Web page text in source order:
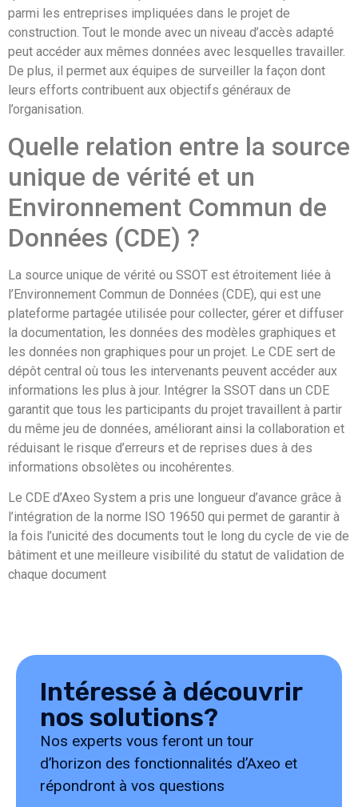
parmi les entreprises impliquées dans le projet de
construction. Tout le monde avec un niveau d’accès adapté
peut accéder aux mêmes données avec lesquelles travailler.
De plus, il permet aux équipes de surveiller la façon dont
leurs efforts contribuent aux objectifs généraux de
l’organisation.
Quelle relation entre la source
unique de vérité et un
Environnement Commun de
Données (CDE) ?
La source unique de vérité ou SSOT est étroitement liée à
l’Environnement Commun de Données (CDE), qui est une
plateforme partagée utilisée pour collecter, gérer et diffuser
la documentation, les données des modèles graphiques et
les données non graphiques pour un projet. Le CDE sert de
dépôt central où tous les intervenants peuvent accéder aux
informations les plus à jour. Intégrer la SSOT dans un CDE
garantit que tous les participants du projet travaillent à partir
du même jeu de données, améliorant ainsi la collaboration et
réduisant le risque d’erreurs et de reprises dues à des
informations obsolètes ou incohérentes.
Le CDE d’Axeo System a pris une longueur d’avance grâce à
l’intégration de la norme ISO 19650 qui permet de garantir à
la fois l’unicité des documents tout le long du cycle de vie de
bâtiment et une meilleure visibilité du statut de validation de
chaque document
Intéressé à découvrir
nos solutions?
Nos experts vous feront un tour
d’horizon des fonctionnalités d’Axeo et
répondront à vos questions